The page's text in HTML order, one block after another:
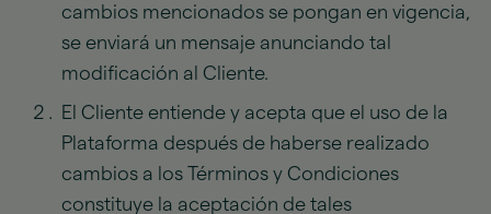
cambios mencionados se pongan en vigencia,
se enviará un mensaje anunciando tal
modificación al Cliente.
El Cliente entiende y acepta que el uso de la
Plataforma después de haberse realizado
cambios a los Términos y Condiciones
constituye la aceptación de tales